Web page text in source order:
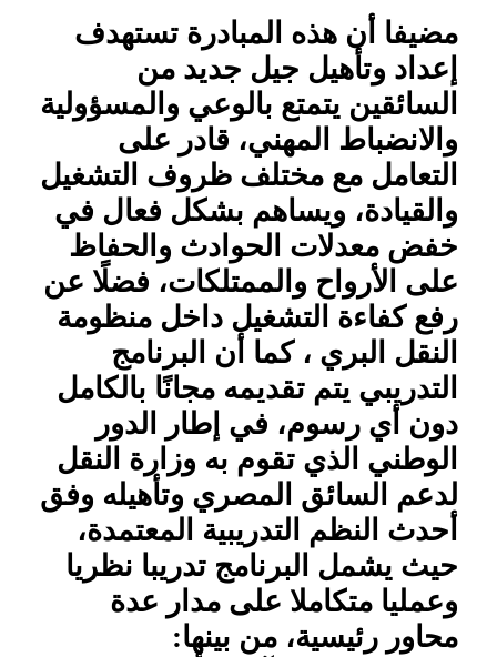
مضيفا أن هذه المبادرة تستهدف
إعداد وتأهيل جيل جديد من
السائقين يتمتع بالوعي والمسؤولية
والانضباط المهني، قادر على
التعامل مع مختلف ظروف التشغيل
والقيادة، ويساهم بشكل فعال في
خفض معدلات الحوادث والحفاظ
على الأرواح والممتلكات، فضلًا عن
رفع كفاءة التشغيل داخل منظومة
النقل البري ، كما أن البرنامج
التدريبي يتم تقديمه مجانًا بالكامل
دون أي رسوم، في إطار الدور
الوطني الذي تقوم به وزارة النقل
لدعم السائق المصري وتأهيله وفق
أحدث النظم التدريبية المعتمدة،
حيث يشمل البرنامج تدريبا نظريا
وعمليا متكاملا على مدار عدة
محاور رئيسية، من بينها: